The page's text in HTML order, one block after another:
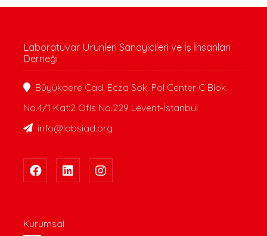
Laboratuvar Ürünleri Sanayicileri ve İş İnsanları
Derneği
Büyükdere Cad. Ecza Sok. Pol Center C Blok
No.4/1 Kat:2 Ofis No.229 Levent-İstanbul
info@labsiad.org
Kurumsal